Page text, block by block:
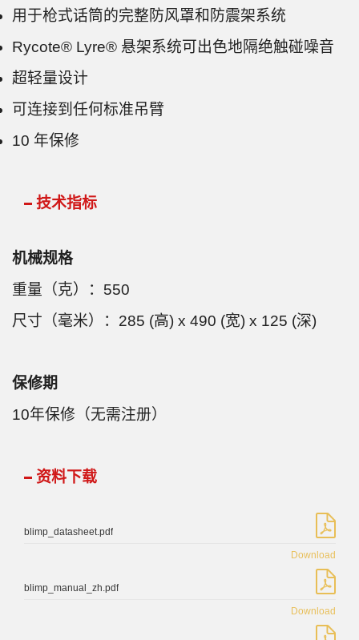
用于枪式话筒的完整防风罩和防震架系统
Rycote® Lyre® 悬架系统可出色地隔绝触碰噪音
超轻量设计
可连接到任何标准吊臂
10 年保修
技术指标
机械规格
重量（克）：550
尺寸（毫米）：285 (高) x 490 (宽) x 125 (深)
保修期
10年保修（无需注册）
资料下载
blimp_datasheet.pdf
Download
blimp_manual_zh.pdf
Download